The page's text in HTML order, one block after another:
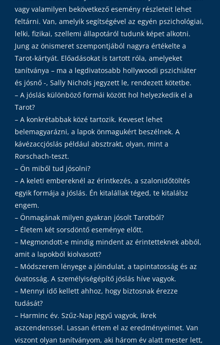
vagy valamilyen bekövetkező esemény részleteit lehet
feltárni. Van, amelyik segítségével az egyén pszichológiai,
lelki, fizikai, szellemi állapotáról tudunk képet alkotni.
Jung az önismeret szempontjából nagyra értékelte a
Tarot-kártyát. Előadásokat is tartott róla, amelyeket
tanítványa – ma a legdivatosabb hollywoodi pszichiáter
és jósnő -, Sally Nichols jegyzett le, rendezett kötetbe.
– A jóslás különböző formái között hol helyezkedik el a
Tarot?
– A konkrétabbak közé tartozik. Keveset lehet
belemagyarázni, a lapok önmagukért beszélnek. A
kávézaccjóslás például absztrakt, olyan, mint a
Rorschach-teszt.
– Ön miből tud jósolni?
– A keleti embereknél az érintkezés, a szalonidőtöltés
egyik formája a jóslás. Én kitalállak téged, te kitalálsz
engem.
– Önmagának milyen gyakran jósolt Tarotból?
– Életem két sorsdöntő eseménye előtt.
– Megmondott-e mindig mindent az érintetteknek abból,
amit a lapokból kiolvasott?
– Módszerem lényege a jóindulat, a tapintatosság és az
óvatosság. A személyiségépítő jóslás híve vagyok.
– Mennyi idő kellett ahhoz, hogy biztosnak érezze
tudását?
– Harminc év. Szűz-Nap jegyű vagyok, Ikrek
aszcendenssel. Lassan értem el az eredményeimet. Van
viszont olyan tanítványom, aki három év alatt mester lett,